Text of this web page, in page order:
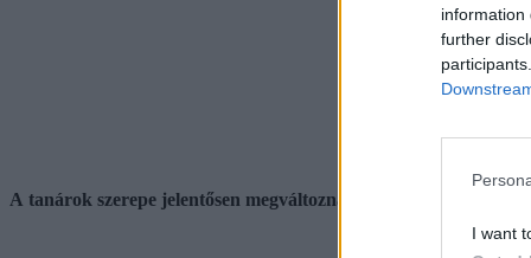
information
further
I want
A tanárok szerepe jelentősen megváltozna